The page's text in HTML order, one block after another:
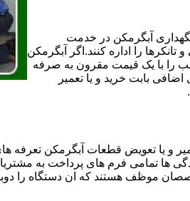
آبگرمکن در خدمت
را اداره کنند.اگر آبگرمکن
را با یک قیمت مقرون به صرفه
بابت خرید و یا تعمیر
و یا تعویض قطعات آبگرمکن تعرفه
ها تمامی فرم های پرداخت به
موظف هستند که ان دستگاه را